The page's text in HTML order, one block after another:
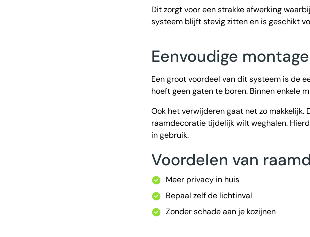
Dit zorgt voor een strakke afwerking
systeem blijft stevig zitten en is geschikt
Eenvoudige
Een groot voordeel van dit systeem is de
hoeft geen gaten te boren. Binnen enkele
Ook het verwijderen gaat net zo
raamdecoratie tijdelijk wilt weghalen.
in gebruik.
Voordelen van
Meer privacy in huis
Bepaal zelf de lichtinval
Zonder schade aan je kozijnen